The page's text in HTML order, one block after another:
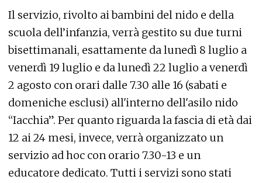
Il servizio, rivolto ai bambini del nido e della
scuola dell’infanzia, verrà gestito su due turni
bisettimanali, esattamente da lunedì 8 luglio a
venerdì 19 luglio e da lunedì 22 luglio a venerdì
2 agosto con orari dalle 7.30 alle 16 (sabati e
domeniche esclusi) all'interno dell'asilo nido
“Iacchia”. Per quanto riguarda la fascia di età dai
12 ai 24 mesi, invece, verrà organizzato un
servizio ad hoc con orario 7.30-13 e un
educatore dedicato. Tutti i servizi sono stati